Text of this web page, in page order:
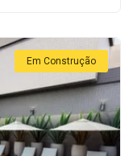
Em Construção